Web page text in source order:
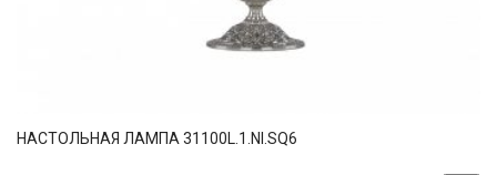
НАСТОЛЬНАЯ ЛАМПА 31100L.1.NI.SQ6